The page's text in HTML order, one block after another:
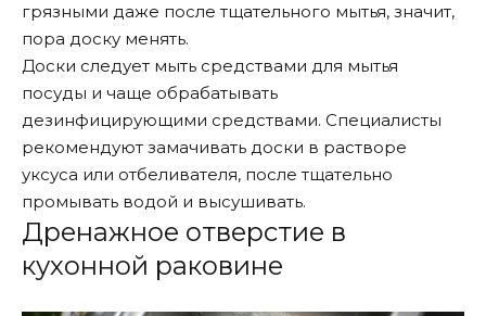
грязными даже после тщательного мытья, значит,
пора доску менять.
Доски следует мыть средствами для мытья
посуды и чаще обрабатывать
дезинфицирующими средствами. Специалисты
рекомендуют замачивать доски в растворе
уксуса или отбеливателя, после тщательно
промывать водой и высушивать.
Дренажное отверстие в
кухонной раковине